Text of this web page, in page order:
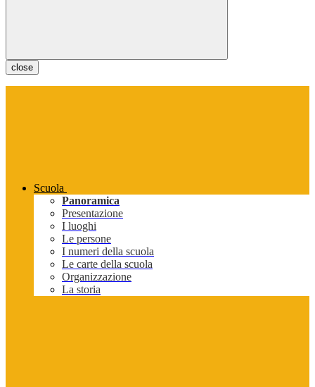
close
Scuola
Panoramica
Presentazione
I luoghi
Le persone
I numeri della scuola
Le carte della scuola
Organizzazione
La storia